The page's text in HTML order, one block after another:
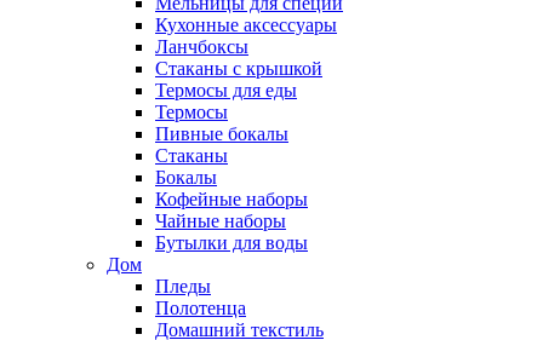
Кухонные аксессуары
Ланчбоксы
Стаканы с крышкой
Термосы для еды
Термосы
Пивные бокалы
Стаканы
Бокалы
Кофейные наборы
Чайные наборы
Бутылки для воды
Дом
Пледы
Полотенца
Домашний текстиль